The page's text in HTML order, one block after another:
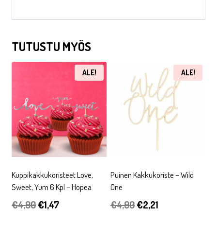
TUTUSTU MYÖS
ALE!
Kuppikakkukoristeet Love,
Sweet, Yum 6 Kpl – Hopea
€4,90Alkuperäinen
€1,47Nykyinen
ALE!
Puinen Kakkukoriste – Wild
One
€4,90Alkuperäinen
€2,21